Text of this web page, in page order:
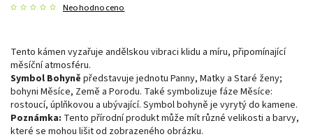
Neohodnoceno
Tento kámen vyzařuje andělskou vibraci klidu a míru, připomínající
měsíční atmosféru.
Symbol Bohyně představuje jednotu Panny, Matky a Staré ženy;
bohyni Měsíce, Země a Porodu. Také symbolizuje fáze Měsíce:
rostoucí, úplňkovou a ubývající. Symbol bohyně je vyrytý do kamene.
Poznámka: Tento přírodní produkt může mít různé velikosti a barvy,
které se mohou lišit od zobrazeného obrázku.